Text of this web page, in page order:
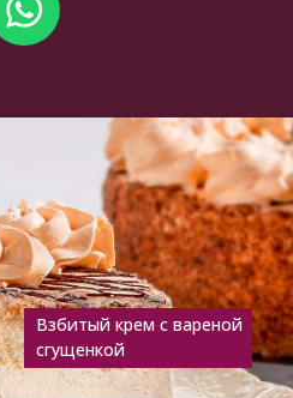
Взбитый крем с вареной
сгущенкой